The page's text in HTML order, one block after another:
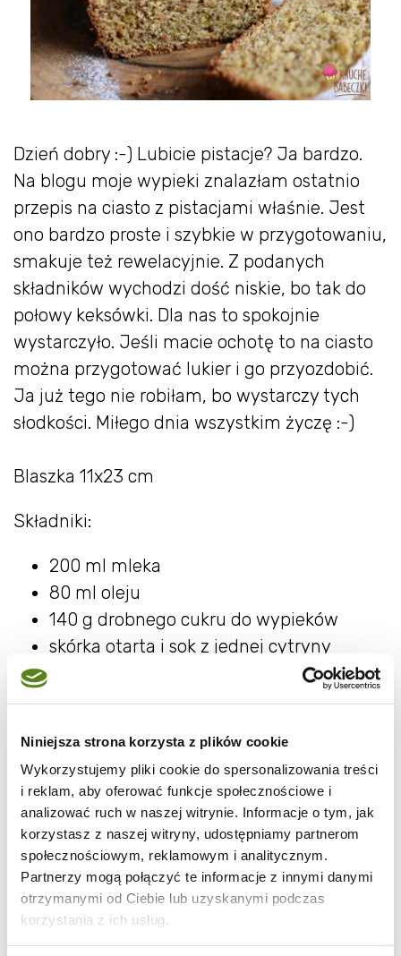
Niniejsza strona korzysta z plików cookie
Wykorzystujemy pliki cookie do spersonalizowania treści
i reklam, aby oferować funkcje społecznościowe i
analizować ruch w naszej witrynie. Informacje o tym, jak
korzystasz z naszej witryny, udostępniamy partnerom
społecznościowym, reklamowym i analitycznym.
Partnerzy mogą połączyć te informacje z innymi danymi
otrzymanymi od Ciebie lub uzyskanymi podczas
korzystania z ich usług.
Dzień dobry :-) Lubicie pistacje? Ja bardzo.
Na blogu moje wypieki znalazłam ostatnio
przepis na ciasto z pistacjami właśnie. Jest
ono bardzo proste i szybkie w przygotowaniu,
smakuje też rewelacyjnie. Z podanych
składników wychodzi dość niskie, bo tak do
połowy keksówki. Dla nas to spokojnie
wystarczyło. Jeśli macie ochotę to na ciasto
można przygotować lukier i go przyozdobić.
Ja już tego nie robiłam, bo wystarczy tych
słodkości. Miłego dnia wszystkim życzę :-)
Blaszka 11x23 cm
Składniki:
200 ml mleka
80 ml oleju
140 g drobnego cukru do wypieków
skórka otarta i sok z jednej cytryny
200 g mąki pszennej
1/2 łyżeczki cynamonu
1. Do jednego naczynia dajemy mleko, olej,
otartą skórkę i sok z cytryny oraz cukier.
Mieszamy. Dodajemy zmielone pistacje i
jeszcze raz mieszamy.
2. Mąkę mieszamy z proszkiem do pieczenia i
cynamonem, dodajemy do ciasta. Mieszamy